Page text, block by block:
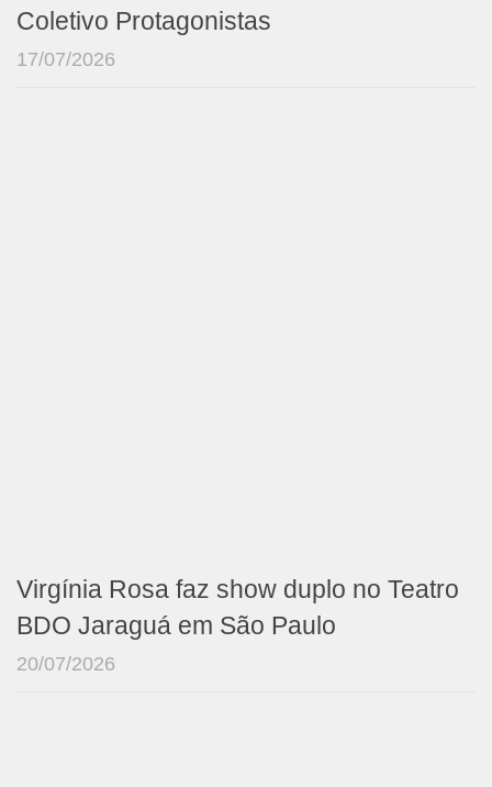
Coletivo Protagonistas
17/07/2026
Virgínia Rosa faz show duplo no Teatro
BDO Jaraguá em São Paulo
20/07/2026